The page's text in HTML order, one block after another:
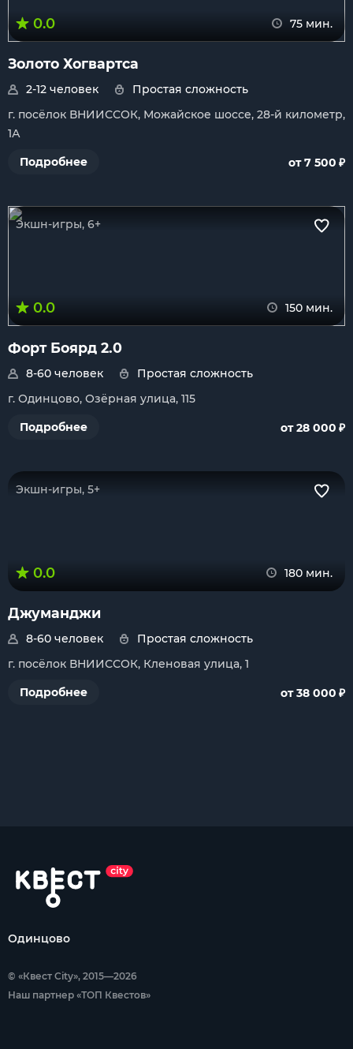
0.0 75 мин.
Золото Хогвартса
2-12 человек
Простая сложность
г. посёлок ВНИИССОК, Можайское шоссе, 28-й километр,
1А
Подробнее
от 7 500 ₽
Экшн-игры, 6+
0.0 150 мин.
Форт Боярд 2.0
8-60 человек
Простая сложность
г. Одинцово, Озёрная улица, 115
Подробнее
от 28 000 ₽
Экшн-игры, 5+
0.0 180 мин.
Джуманджи
8-60 человек
Простая сложность
г. посёлок ВНИИССОК, Кленовая улица, 1
Подробнее
от 38 000 ₽
Одинцово
© «Квест City», 2015—2026
Наш партнер «ТОП Квестов»